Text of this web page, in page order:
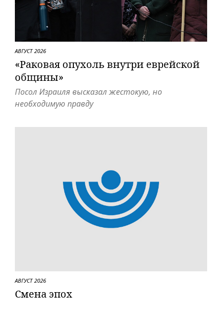
АВГУСТ 2026
«Раковая опухоль внутри еврейской
общины»
Посол Израиля высказал жестокую, но
необходимую правду
АВГУСТ 2026
Смена эпох